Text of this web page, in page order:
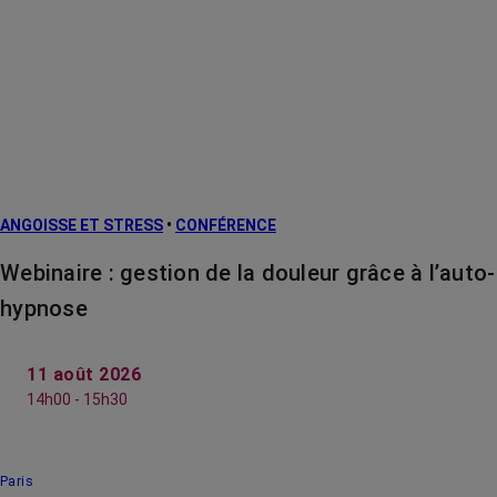
ANGOISSE ET STRESS • CONFÉRENCE
Webinaire : gestion de la douleur grâce à l’auto-
hypnose
11 août 2026
14h00 - 15h30
Paris